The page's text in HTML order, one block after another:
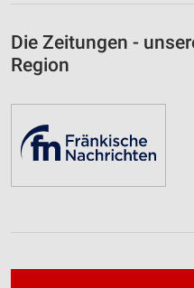
Die Zeitungen -
Region